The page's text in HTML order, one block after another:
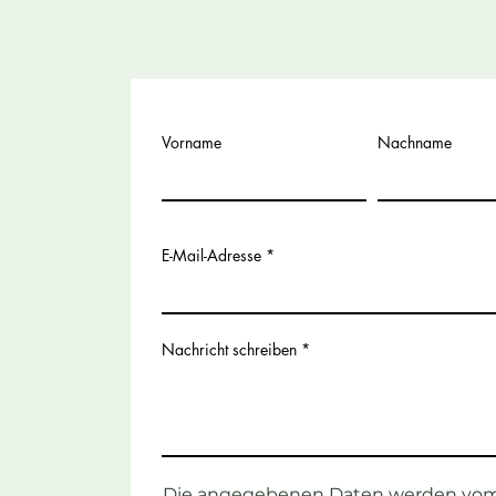
Vorname Nachname
E-Mail-Adresse
Nachricht schreiben